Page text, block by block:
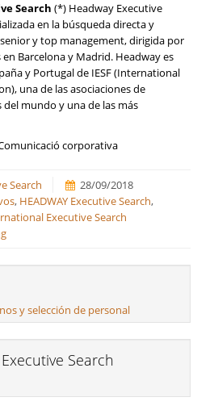
Search (*) Headway Executive
en la búsqueda directa y
y top management, dirigida por
Barcelona y Madrid. Headway es
y Portugal de IESF (International
una de las asociaciones de
mundo y una de las más
corporativa
Search
28/09/2018
, HEADWAY Executive Search,
Executive Search
y selección de personal
Search